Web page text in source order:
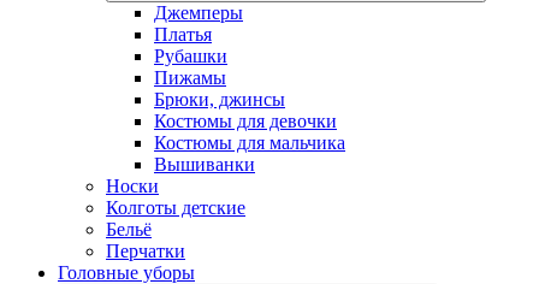
Джемперы
Платья
Рубашки
Пижамы
Брюки, джинсы
Костюмы для девочки
Костюмы для мальчика
Вышиванки
Носки
Колготы детские
Бельё
Перчатки
Головные уборы